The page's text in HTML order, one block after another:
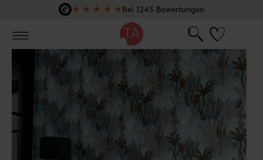
Zum Hauptinhalt springen
★ ★ ★ ★ ★Bei 1245 Bewertungen